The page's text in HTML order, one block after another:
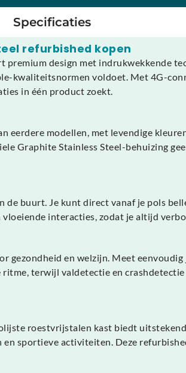
Specificaties
refurbished kopen
premium design met indrukwekkende
kwaliteitsnormen voldoet. Met 4G-
in één product zoekt.
modellen, met levendige
Graphite Stainless Steel-behuizing
buurt. Je kunt direct vanaf je pols
interacties, zodat je altijd
gezondheid en welzijn. Meet
terwijl valdetectie en
roestvrijstalen kast biedt
sportieve activiteiten. Deze